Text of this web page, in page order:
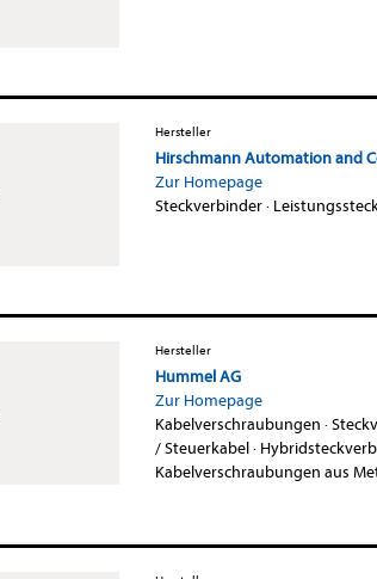
Hersteller
Hirschmann Automation and
Zur Homepage
Steckverbinder·
Hersteller
Hummel AG
Zur Homepage
Kabelverschraubungen ·
/ Steuerkabel·
Kabelverschraubungen aus